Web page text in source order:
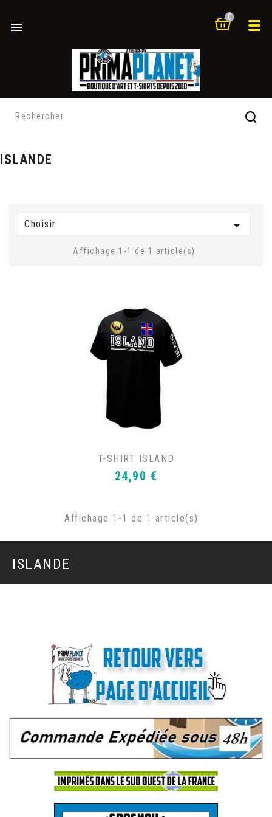

0
ISLANDE
Choisir 
Affichage 1-1 de 1 article(s)
T-SHIRT ISLAND
Prix
24,90 €
Affichage 1-1 de 1 article(s)
ISLANDE